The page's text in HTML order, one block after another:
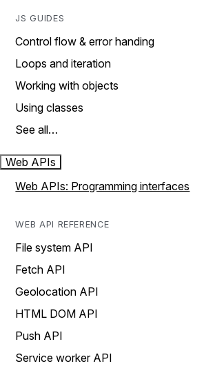
JS GUIDES
Control flow & error handing
Loops and iteration
Working with objects
Using classes
See all…
Web APIs
Web APIs: Programming interfaces
WEB API REFERENCE
File system API
Fetch API
Geolocation API
HTML DOM API
Push API
Service worker API